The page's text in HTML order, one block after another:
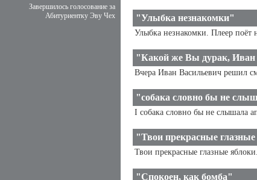
Завершилось голосование за
Абитуриентку Эву Чех
"Улыбка незнакомки"
Улыбка незнакомки. Плеер поёт
"Какой же Вы дурак, Иван
Вчера Иван Васильевич решил
"собака словно бы не
I cобака словно бы не слышала
"Твои прекрасные
Твои прекрасные глазные
"Спокоен, как бомба"